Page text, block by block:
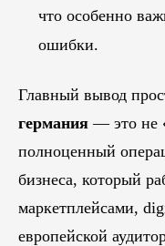
что особенно
ошибки.
Главный вывод
германия — это не
полноценный
бизнеса, который
маркетплейсами,
европейской